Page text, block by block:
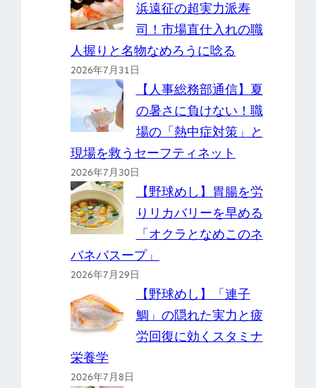
浜遠征の超実力派寿
司！市場直仕入れの職
人握りと名物なめろうに唸る
2026年7月31日
【人事総務部通信】夏
の暑さに負けない！職
場の「熱中症対策」と
現場を救うセーフティネット
2026年7月30日
【野球めし】胃腸を労
りリカバリーを早める
「オクラとなめこのネ
バネバスープ」
2026年7月29日
【野球めし】「連子
鯛」の隠れた実力と疲
労回復に効くスタミナ
栄養学
2026年7月8日